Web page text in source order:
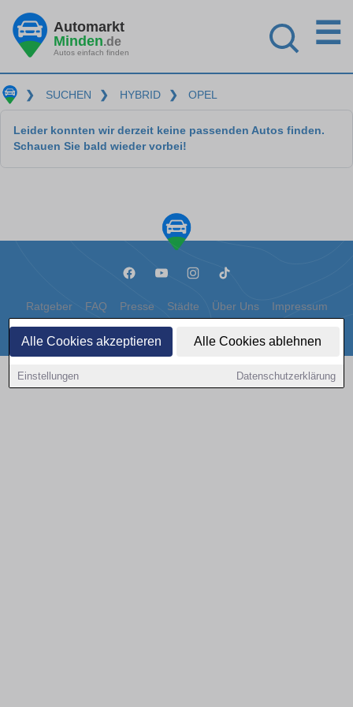
Alle Cookies akzeptieren Alle Cookies ablehnen
Einstellungen Datenschutzerklärung
Automarkt
Minden.de
Autos einfach finden
☰
❯ SUCHEN ❯ HYBRID ❯ OPEL
Leider konnten wir derzeit keine passenden Autos finden.
Schauen Sie bald wieder vorbei!
Ratgeber FAQ Presse Städte Über Uns Impressum
Datenschutz Cookies
Copyright © 2000 - 2026 | 1A Infosysteme GmbH | Content by: 1a-sites-autos